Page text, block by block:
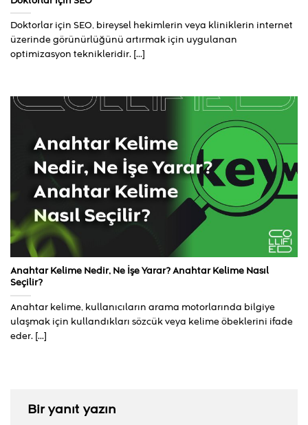
Doktorlar için SEO, bireysel hekimlerin veya kliniklerin internet
üzerinde görünürlüğünü artırmak için uygulanan
optimizasyon teknikleridir. [...]
Anahtar Kelime Nedir, Ne İşe Yarar? Anahtar Kelime Nasıl
Seçilir?
Anahtar kelime, kullanıcıların arama motorlarında bilgiye
ulaşmak için kullandıkları sözcük veya kelime öbeklerini ifade
eder. [...]
Bir yanıt yazın